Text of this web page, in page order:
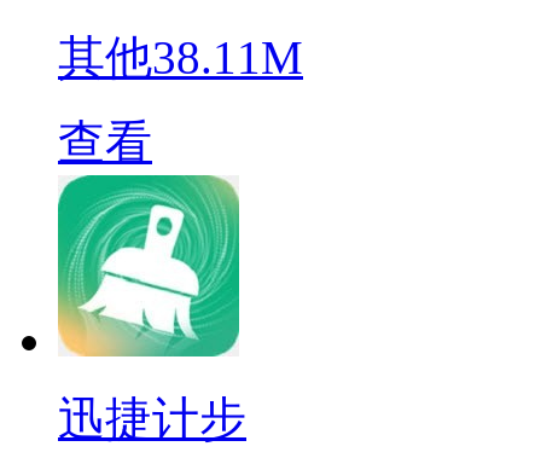
其他38.11M
查看
迅捷计步